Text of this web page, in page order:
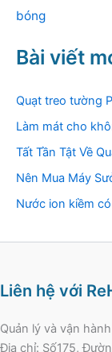
bóng
Bài viết
Quạt treo tường
Làm mát cho
Tất Tần Tật Về
Nên Mua Máy
Nước ion kiềm
Liên hệ với
Quản lý và vận
Địa chỉ: Số175,